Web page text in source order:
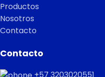
Productos
Nosotros
Contacto
Contacto